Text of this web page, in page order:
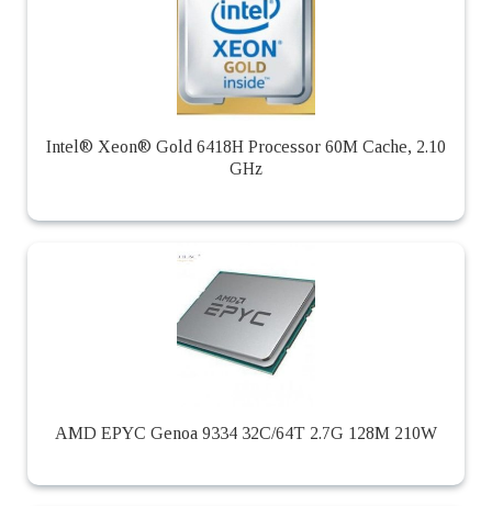
Intel® Xeon® Gold 6418H Processor 60M Cache, 2.10
GHz
AMD EPYC Genoa 9334 32C/64T 2.7G 128M 210W